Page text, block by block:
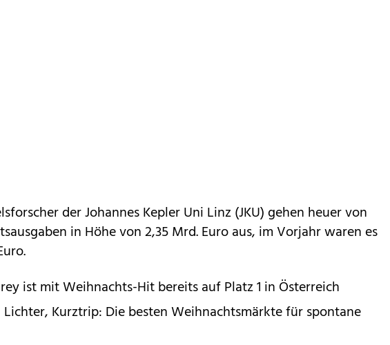
der Johannes Kepler Uni Linz (JKU) gehen heuer von
in Höhe von 2,35 Mrd. Euro aus, im Vorjahr waren es
ist mit Weihnachts-Hit bereits auf Platz 1 in Österreich
Kurztrip: Die besten Weihnachtsmärkte für spontane